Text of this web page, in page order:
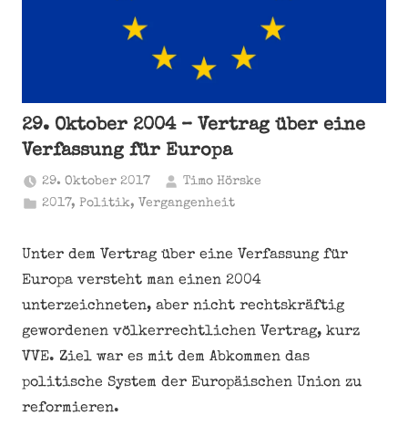
29. Oktober 2004 – Vertrag über eine
Verfassung für Europa
29. Oktober 2017
Timo Hörske
2017,Politik, Vergangenheit
Unter dem Vertrag über eine Verfassung für
Europa versteht man einen 2004
unterzeichneten, aber nicht rechtskräftig
gewordenen völkerrechtlichen Vertrag, kurz
VVE. Ziel war es mit dem Abkommen das
politische System der Europäischen Union zu
reformieren.